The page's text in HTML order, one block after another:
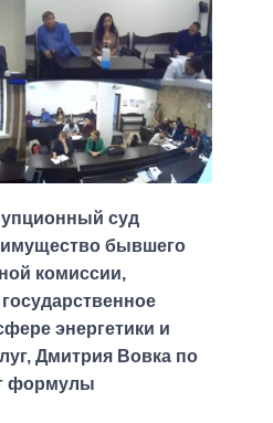
суд
имущество бывшего
комиссии,
энергетики и
Дмитрия Вовка по
формулы